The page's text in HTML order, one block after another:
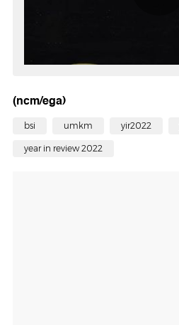
(ncm/ega)
bsi umkm yir2022
year in review 2022